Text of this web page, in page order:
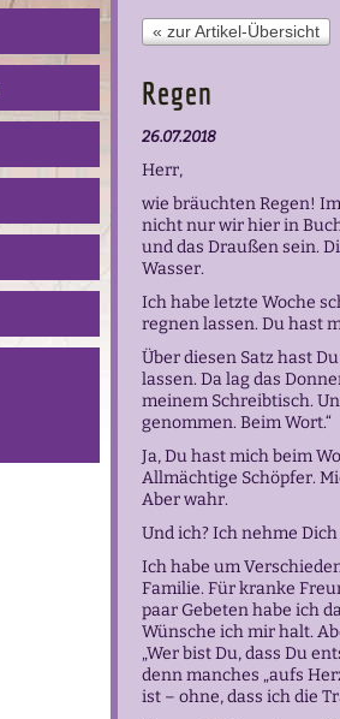
« zur Artikel-Übersicht
Regen
26.07.2018
Herr,
wie bräuchten Regen!
nicht nur wir hier in
und das Draußen sein.
Wasser.
Ich habe letzte Woche
regnen lassen. Du hast
Über diesen Satz hast
lassen. Da lag das
meinem Schreibtisch.
genommen. Beim Wort.“
Ja, Du hast mich beim
Allmächtige Schöpfer.
Aber wahr.
Und ich? Ich nehme
Ich habe um
Familie. Für kranke
paar Gebeten habe ich
Wünsche ich mir halt.
„Wer bist Du, dass Du
denn manches „aufs
ist – ohne, dass ich die